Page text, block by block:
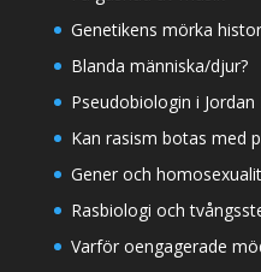
Genetikens mörka
Blanda människa/djur?
Pseudobiologin i
Kan rasism botas med
Gener och
Rasbiologi och
Varför oengagerade